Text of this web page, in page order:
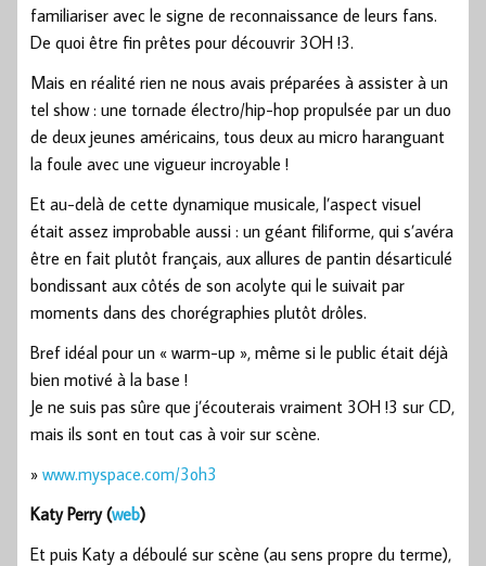
familiariser avec le signe de reconnaissance de leurs fans.
De quoi être fin prêtes pour découvrir 3OH !3.
Mais en réalité rien ne nous avais préparées à assister à un
tel show : une tornade électro/hip-hop propulsée par un duo
de deux jeunes américains, tous deux au micro haranguant
la foule avec une vigueur incroyable !
Et au-delà de cette dynamique musicale, l’aspect visuel
était assez improbable aussi : un géant filiforme, qui s’avéra
être en fait plutôt français, aux allures de pantin désarticulé
bondissant aux côtés de son acolyte qui le suivait par
moments dans des chorégraphies plutôt drôles.
Bref idéal pour un « warm-up », même si le public était déjà
bien motivé à la base !
Je ne suis pas sûre que j’écouterais vraiment 3OH !3 sur CD,
mais ils sont en tout cas à voir sur scène.
» www.myspace.com/3oh3
Katy Perry (web)
Et puis Katy a déboulé sur scène (au sens propre du terme),